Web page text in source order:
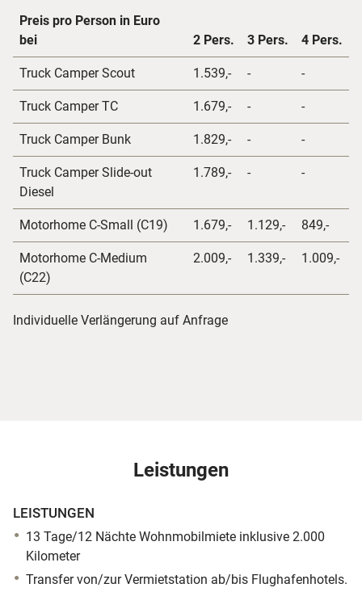
Preis pro Person in Euro
bei
2 Pers. 3 Pers. 4 Pers.
Truck Camper Scout 1.539,- - -
Truck Camper TC 1.679,- - -
Truck Camper Bunk 1.829,- - -
Truck Camper Slide-out
Diesel
1.789,- - -
Motorhome C-Small (C19) 1.679,- 1.129,- 849,-
Motorhome C-Medium
(C22)
2.009,- 1.339,- 1.009,-
Individuelle Verlängerung auf Anfrage
Leistungen
LEISTUNGEN
13 Tage/12 Nächte Wohnmobilmiete inklusive 2.000
Kilometer
Transfer von/zur Vermietstation ab/bis Flughafenhotels.